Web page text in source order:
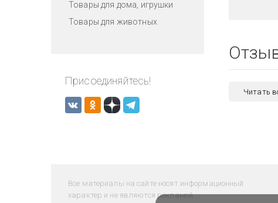
Товары для дома, игрушки
Товары для животных
Присоединяйтесь!
Читать
Все материалы на сайте носят информационный
характер и не являются рекламой.